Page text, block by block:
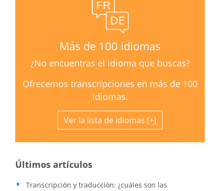
Más de 100 idiomas
¿No encuentras el idioma que buscas?
Ofrecemos transcripciones en más de 100
idiomas.
Ver la lista de idiomas
Últimos artículos
Transcripción y traducción: ¿cuáles son las